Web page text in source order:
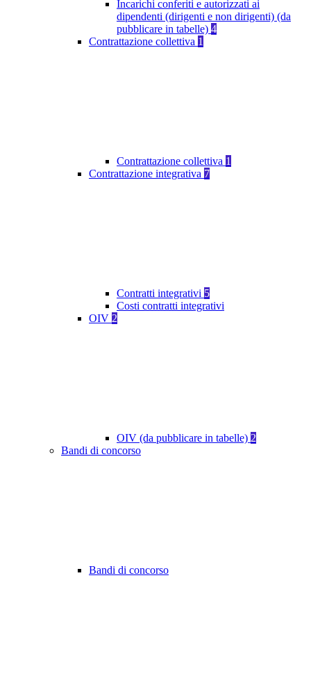
Incarichi conferiti e autorizzati ai
dipendenti (dirigenti e non dirigenti) (da
pubblicare in tabelle) 4
Contrattazione collettiva 1
Contrattazione collettiva 1
Contrattazione integrativa 7
Contratti integrativi 5
Costi contratti integrativi
OIV 2
OIV (da pubblicare in tabelle) 2
Bandi di concorso
Bandi di concorso